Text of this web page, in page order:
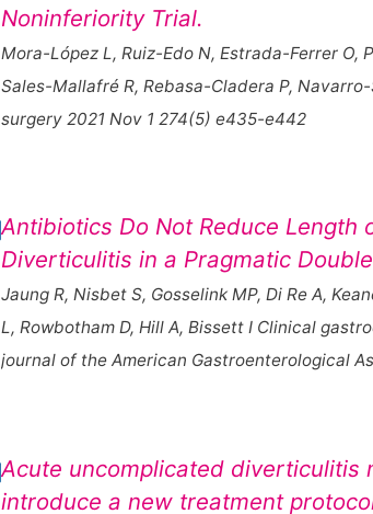
Noninferiority Trial.
Mora-López L, Ruiz-Edo N, Estrada-Ferrer O,
Sales-Mallafré R, Rebasa-Cladera P,
surgery 2021 Nov 1 274(5) e435-e442
Antibiotics Do Not Reduce
Diverticulitis in a Pragmatic
Jaung R, Nisbet S, Gosselink MP, Di Re A,
L, Rowbotham D, Hill A, Bissett I Clinical
journal of the American Gastroenterological
Acute uncomplicated
introduce a new treatment